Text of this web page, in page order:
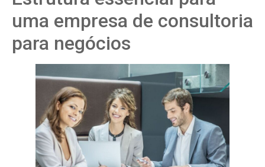
uma empresa de consultoria
para negócios